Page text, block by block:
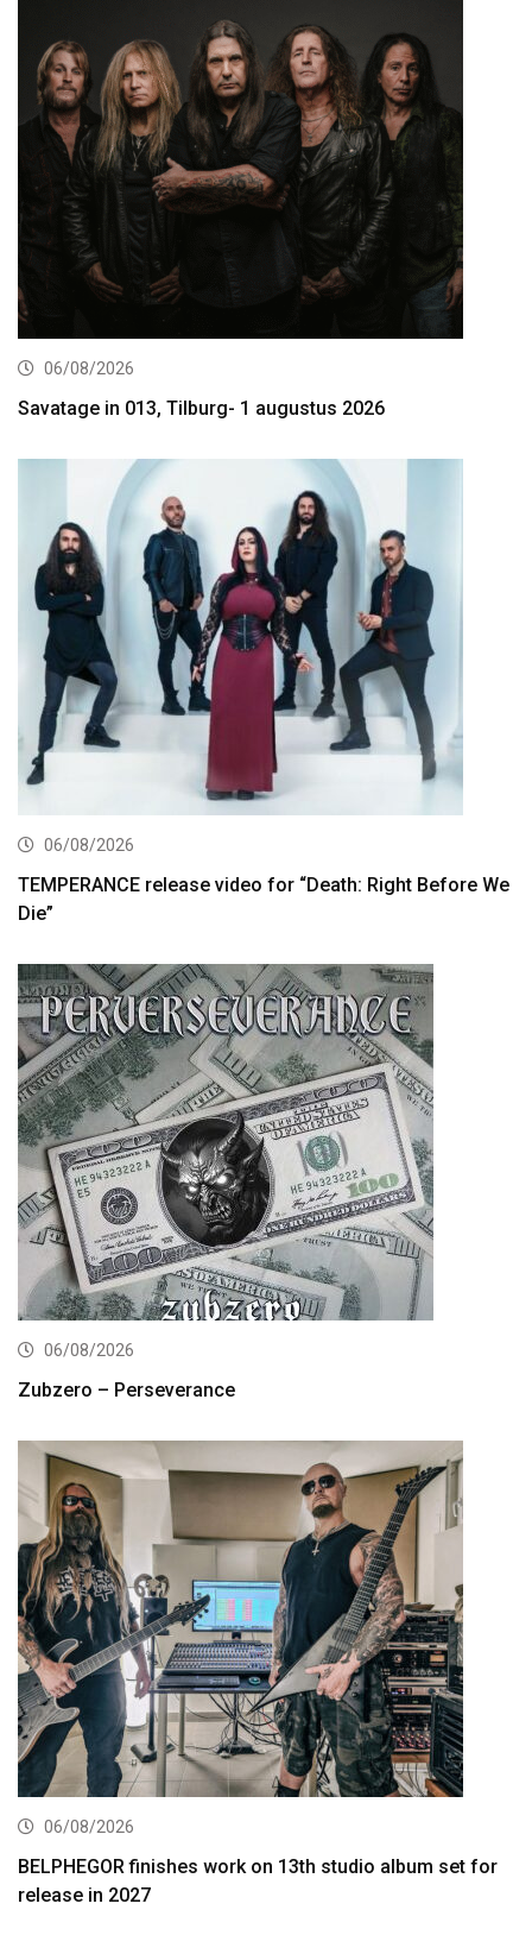
06/08/2026
Savatage in 013, Tilburg- 1 augustus 2026
06/08/2026
TEMPERANCE release video for “Death: Right Before We
Die”
06/08/2026
Zubzero – Perseverance
06/08/2026
BELPHEGOR finishes work on 13th studio album set for
release in 2027